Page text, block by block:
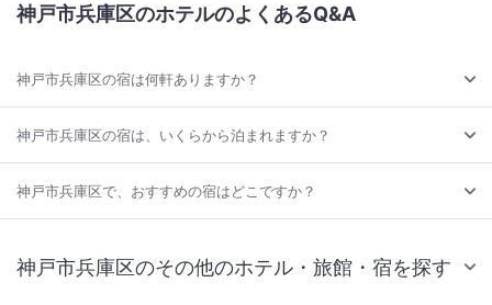
神戸市兵庫区のホテルのよくあるQ&A
神戸市兵庫区の宿は何軒ありますか？
神戸市兵庫区の宿は、いくらから泊まれますか？
神戸市兵庫区で、おすすめの宿はどこですか？
神戸市兵庫区のその他のホテル・旅館・宿を探す